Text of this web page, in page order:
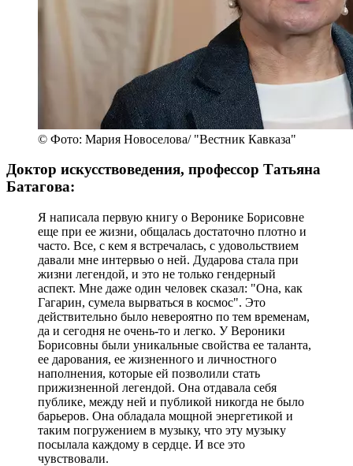
© Фото: Мария Новоселова/ "Вестник Кавказа"
Доктор искусствоведения, профессор Татьяна
Батагова:
Я написала первую книгу о Веронике Борисовне
еще при ее жизни, общалась достаточно плотно и
часто. Все, с кем я встречалась, с удовольствием
давали мне интервью о ней. Дударова стала при
жизни легендой, и это не только гендерный
аспект. Мне даже один человек сказал: "Она, как
Гагарин, сумела вырваться в космос". Это
действительно было невероятно по тем временам,
да и сегодня не очень-то и легко. У Вероники
Борисовны были уникальные свойства ее таланта,
ее дарования, ее жизненного и личностного
наполнения, которые ей позволили стать
прижизненной легендой. Она отдавала себя
публике, между ней и публикой никогда не было
барьеров. Она обладала мощной энергетикой и
таким погружением в музыку, что эту музыку
посылала каждому в сердце. И все это
чувствовали.